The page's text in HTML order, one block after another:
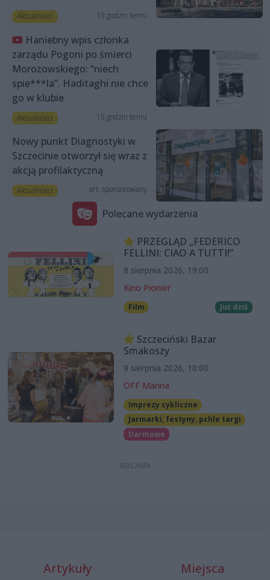
Aktualności 19 godzin temu
Haniebny wpis członka
zarządu Pogoni po śmierci
Morozowskiego: “niech
spie***la”. Haditaghi nie chce
go w klubie
Aktualności 15 godzin temu
Nowy punkt Diagnostyki w
Szczecinie otworzył się wraz z
akcją profilaktyczną
Aktualności art. sponsorowany
Polecane wydarzenia
PRZEGLĄD „FEDERICO
FELLINI: CIAO A TUTTI!”
8 sierpnia 2026, 19:00
Kino Pionier
Film Już dziś
Szczeciński Bazar
Smakoszy
9 sierpnia 2026, 10:00
OFF Marina
Imprezy cykliczne
Jarmarki, festyny, pchle targi
Darmowe
Artykuły Miejsca